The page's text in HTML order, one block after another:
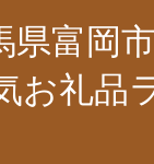
県富岡
お礼品